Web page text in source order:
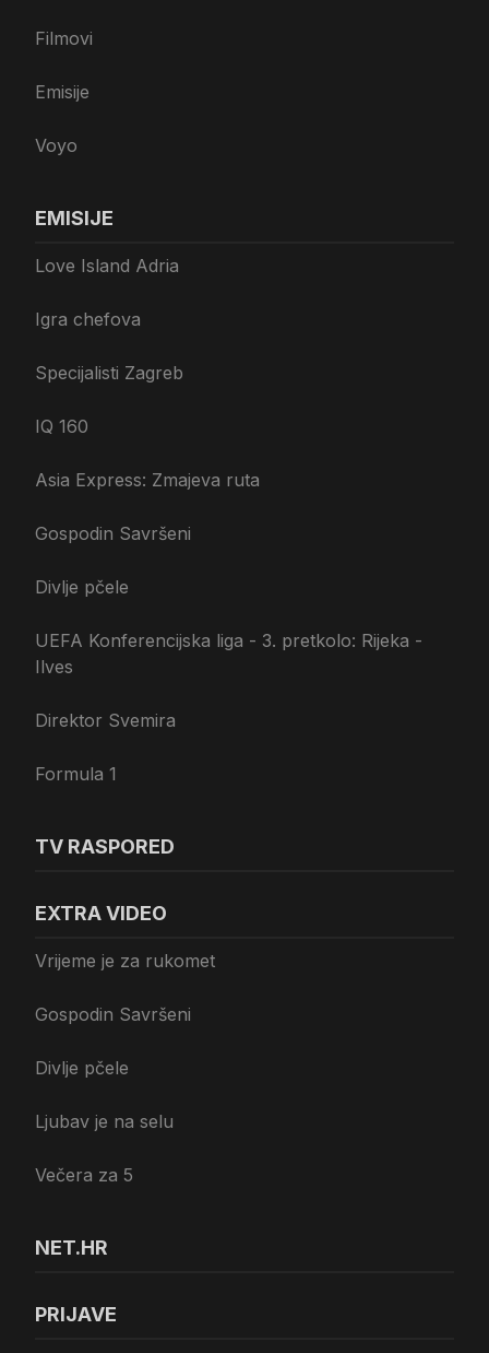
Filmovi
Emisije
Voyo
EMISIJE
Love Island Adria
Igra chefova
Specijalisti Zagreb
IQ 160
Asia Express: Zmajeva ruta
Gospodin Savršeni
Divlje pčele
UEFA Konferencijska liga - 3. pretkolo: Rijeka -
Ilves
Direktor Svemira
Formula 1
TV RASPORED
EXTRA VIDEO
Vrijeme je za rukomet
Gospodin Savršeni
Divlje pčele
Ljubav je na selu
Večera za 5
NET.HR
PRIJAVE